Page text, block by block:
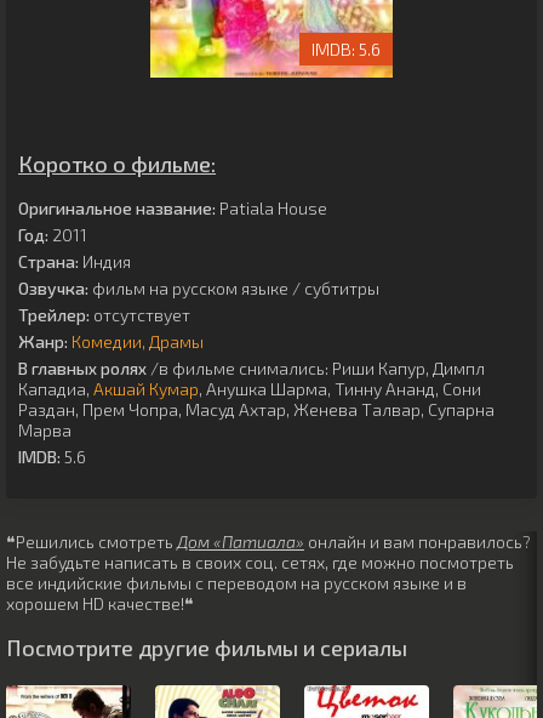
5.6
Коротко о фильме:
Оригинальное название: Patiala House
Год: 2011
Страна: Индия
Озвучка: фильм на русском языке / субтитры
Трейлер: отсутствует
Жанр: Комедии Драмы
В главных ролях /в фильме снимались: Риши Капур, Димпл
Кападиа, Акшай Кумар, Анушка Шарма, Тинну Ананд, Сони
Раздан, Прем Чопра, Масуд Ахтар, Женева Талвар, Супарна
Марва
IMDB: 5.6
❝Решились смотреть Дом «Патиала» онлайн и вам понравилось?
Не забудьте написать в своих соц. сетях, где можно посмотреть
все индийские фильмы с переводом на русском языке и в
хорошем HD качестве!❝
Посмотрите другие фильмы и сериалы